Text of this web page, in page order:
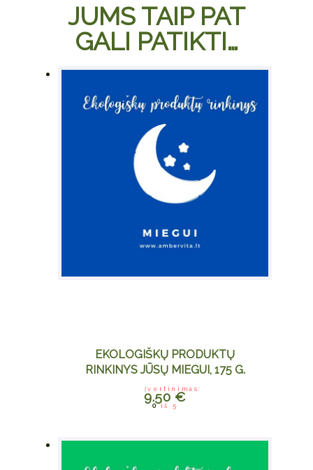
JUMS TAIP PAT
GALI PATIKTI…
EKOLOGIŠKŲ PRODUKTŲ
RINKINYS JŪSŲ MIEGUI, 175 G.
Įvertinimas:
0iš 5
9.50€